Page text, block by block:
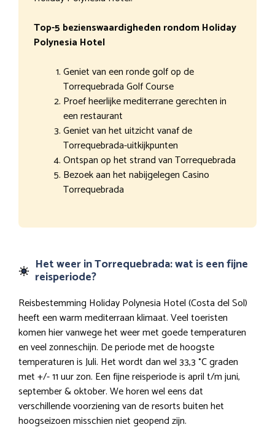
Top-5 bezienswaardigheden rondom Holiday
Polynesia Hotel
Geniet van een ronde golf op de
Torrequebrada Golf Course
Proef heerlijke mediterrane gerechten in
een restaurant
Geniet van het uitzicht vanaf de
Torrequebrada-uitkijkpunten
Ontspan op het strand van Torrequebrada
Bezoek aan het nabijgelegen Casino
Torrequebrada
Het weer in Torrequebrada: wat is een fijne
reisperiode?
Reisbestemming Holiday Polynesia Hotel (Costa del Sol)
heeft een warm mediterraan klimaat. Veel toeristen
komen hier vanwege het weer met goede temperaturen
en veel zonneschijn. De periode met de hoogste
temperaturen is Juli. Het wordt dan wel 33,3 °C graden
met +/- 11 uur zon. Een fijne reisperiode is april t/m juni,
september & oktober. We horen wel eens dat
verschillende voorziening van de resorts buiten het
hoogseizoen misschien niet geopend zijn.